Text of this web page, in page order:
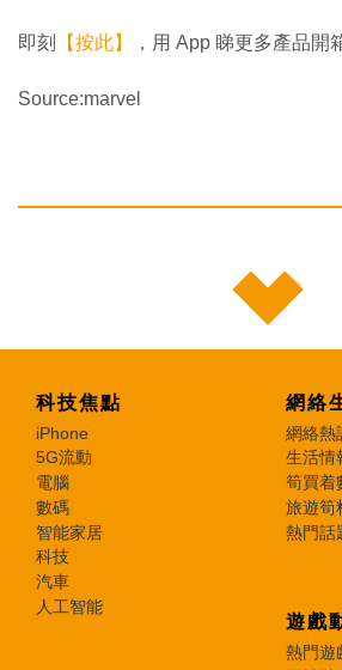
即刻 【按此】 ，用 App 睇更多產品開
Source:marvel
科技焦點
iPhone
5G流動
電腦
數碼
智能家居
科技
汽車
人工智能
網絡
網絡熱
生活情
筍買着
旅遊筍
熱門話
遊戲
熱門遊